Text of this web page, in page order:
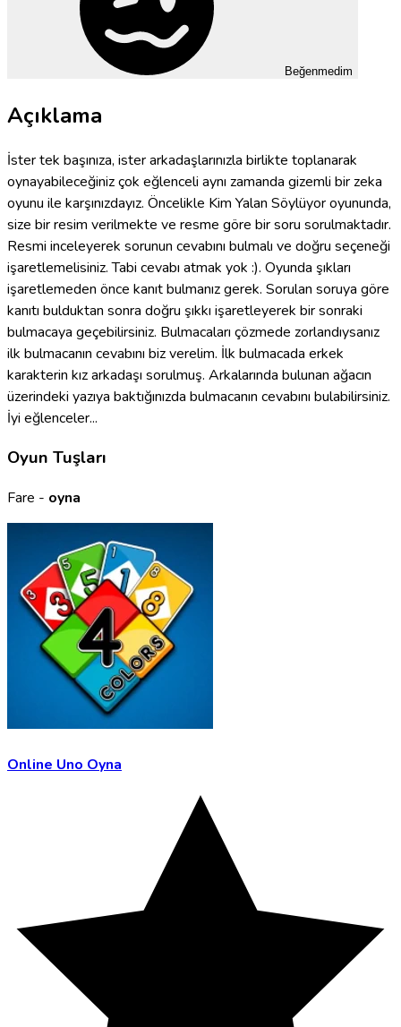
Beğenmedim
Açıklama
İster tek başınıza, ister arkadaşlarınızla birlikte toplanarak
oynayabileceğiniz çok eğlenceli aynı zamanda gizemli bir zeka
oyunu ile karşınızdayız. Öncelikle Kim Yalan Söylüyor oyununda,
size bir resim verilmekte ve resme göre bir soru sorulmaktadır.
Resmi inceleyerek sorunun cevabını bulmalı ve doğru seçeneği
işaretlemelisiniz. Tabi cevabı atmak yok :). Oyunda şıkları
işaretlemeden önce kanıt bulmanız gerek. Sorulan soruya göre
kanıtı bulduktan sonra doğru şıkkı işaretleyerek bir sonraki
bulmacaya geçebilirsiniz. Bulmacaları çözmede zorlandıysanız
ilk bulmacanın cevabını biz verelim. İlk bulmacada erkek
karakterin kız arkadaşı sorulmuş. Arkalarında bulunan ağacın
üzerindeki yazıya baktığınızda bulmacanın cevabını bulabilirsiniz.
İyi eğlenceler...
Oyun Tuşları
Fare - oyna
Online Uno Oyna